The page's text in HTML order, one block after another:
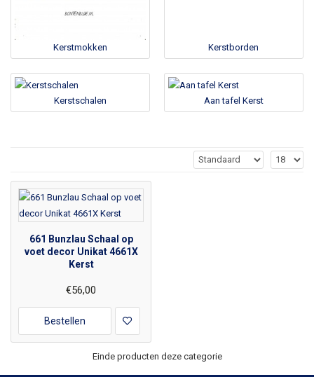
Kerstmokken Kerstborden
Kerstschalen Aan tafel Kerst
661 Bunzlau Schaal op
voet decor Unikat 4661X
Kerst
€56,00
Bestellen
Einde producten deze categorie